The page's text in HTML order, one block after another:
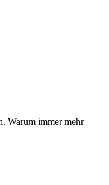
Warum immer mehr